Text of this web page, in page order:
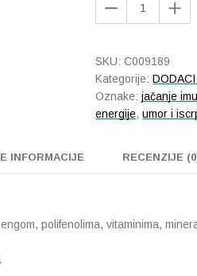
količina
SKU:C009189
Kategorije:
Oznake:jačanje
energije,umor i
INFORMACIJE RECENZIJE
polifenolima, vitaminima,